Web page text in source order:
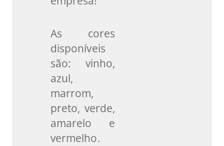
As cores
disponíveis
são: vinho,
azul,
marrom,
preto, verde,
amarelo e
vermelho.